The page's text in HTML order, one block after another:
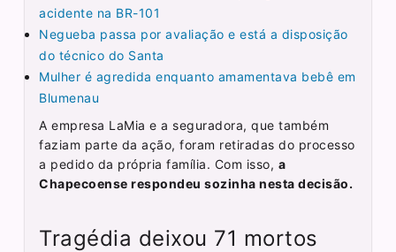
acidente na BR-101
Negueba passa por avaliação e está a disposição
do técnico do Santa
Mulher é agredida enquanto amamentava bebê em
Blumenau
A empresa LaMia e a seguradora, que também
faziam parte da ação, foram retiradas do processo
a pedido da própria família. Com isso, a
Chapecoense respondeu sozinha nesta decisão.
Tragédia deixou 71 mortos